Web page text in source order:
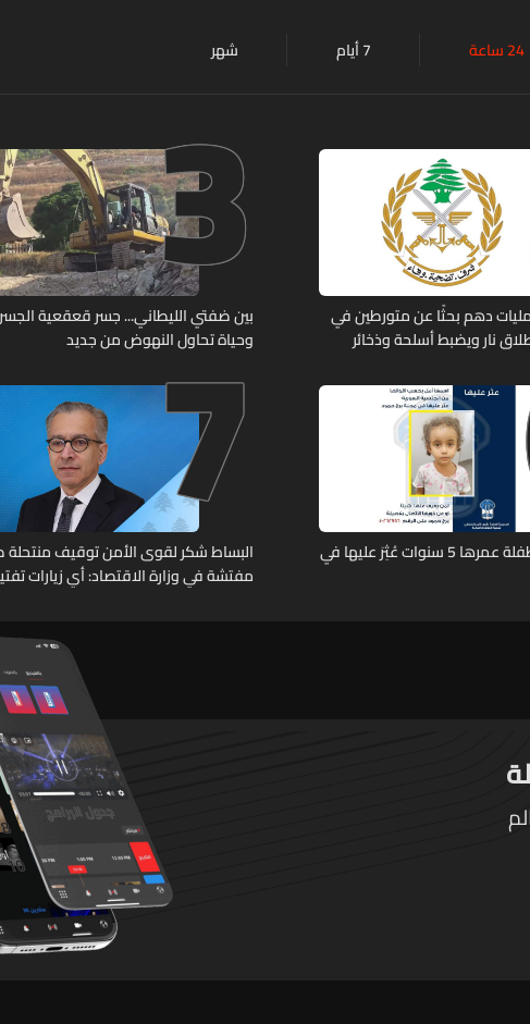
24 ساعة 7 أيام شهر
دهم بحثًا عن متورطين في
نار ويضبط أسلحة وذخائر
3
بين ضفتي الليطاني... جسر قعقعية
وحياة تحاول النهوض من جديد
تعميم صورة طفلة عمرها 5 سنوات عُثِرَ عليها في
7
البساط شكر لقوى الأمن توقيف
مفتشة في وزارة الاقتصاد: أي زيارات